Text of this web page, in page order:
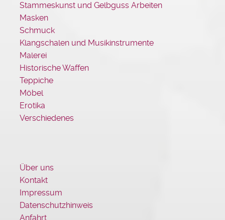
Stammeskunst und Gelbguss Arbeiten
Masken
Schmuck
Klangschalen und Musikinstrumente
Malerei
Historische Waffen
Teppiche
Möbel
Erotika
Verschiedenes
Über uns
Kontakt
Impressum
Datenschutzhinweis
Anfahrt